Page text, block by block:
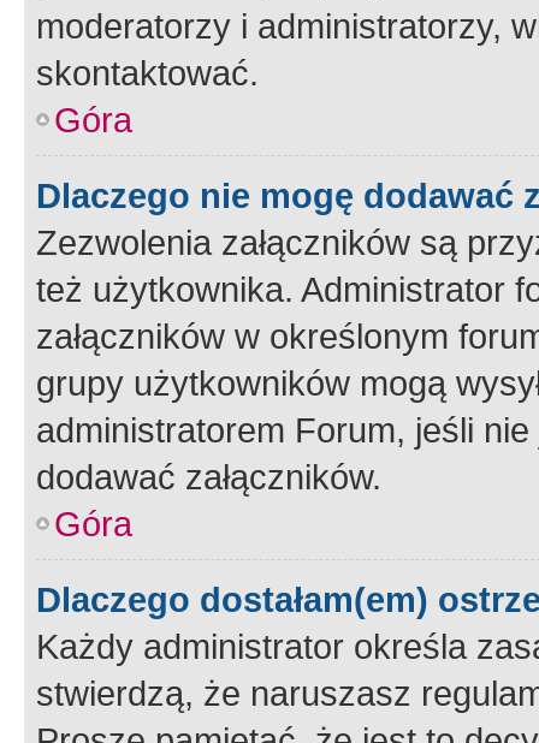
moderatorzy i administratorzy,
skontaktować.
Góra
Dlaczego nie mogę dodawać
Zezwolenia załączników są
też użytkownika. Administrator
załączników w określonym
grupy użytkowników mogą
administratorem Forum, jeśli
dodawać załączników.
Góra
Dlaczego dostałam(em)
Każdy administrator określa
stwierdzą, że naruszasz